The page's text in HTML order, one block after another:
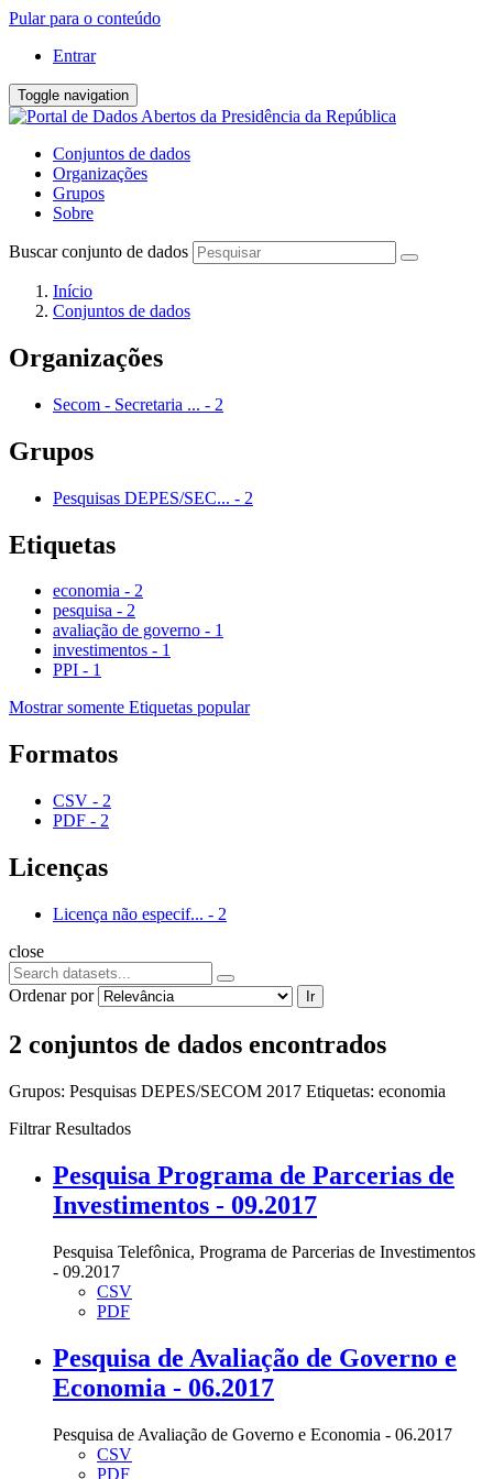
Pular para o conteúdo
Entrar
Toggle navigation
Conjuntos de dados
Organizações
Grupos
Sobre
Buscar conjunto de dados
Início
Conjuntos de dados
Organizações
Secom - Secretaria ... - 2
Grupos
Pesquisas DEPES/SEC... - 2
Etiquetas
economia - 2
pesquisa - 2
avaliação de governo - 1
investimentos - 1
PPI - 1
Mostrar somente Etiquetas popular
Formatos
CSV - 2
PDF - 2
Licenças
Licença não especif... - 2
close
Ordenar por Ir
2 conjuntos de dados encontrados
Grupos: Pesquisas DEPES/SECOM 2017 Etiquetas: economia
Filtrar Resultados
Pesquisa Programa de Parcerias de
Investimentos - 09.2017
Pesquisa Telefônica, Programa de Parcerias de Investimentos
- 09.2017
CSV
PDF
Pesquisa de Avaliação de Governo e
Economia - 06.2017
Pesquisa de Avaliação de Governo e Economia - 06.2017
CSV
PDF